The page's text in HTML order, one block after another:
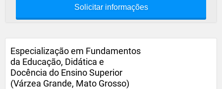
Solicitar informações
Especialização em Fundamentos
da Educação, Didática e
Docência do Ensino Superior
(Várzea Grande, Mato Grosso)